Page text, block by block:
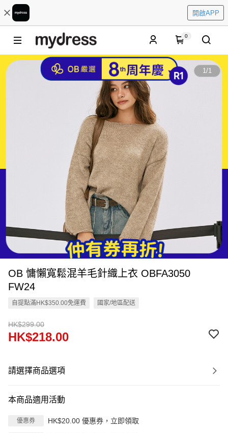
開啟APP
0
1/1
OB 慵懶寬鬆混羊毛針織上衣 OBFA3050
FW24
自提點滿HK$350.00免運費 國家/地區配送
HK$299.00
HK$218.00
請選擇商品選項
本商品適用活動
優惠券 HK$20.00 優惠券，立即領取